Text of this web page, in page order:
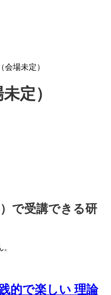
会場未定）
定）
で受講できる研